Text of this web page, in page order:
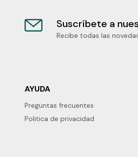
Suscríbete a
Recibe todas las
AYUDA
Preguntas frecuentes
Politica de privacidad